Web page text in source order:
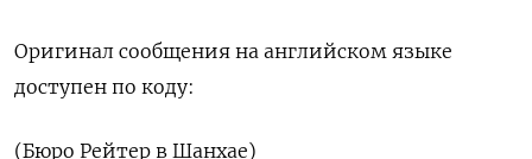
Оригинал сообщения на английском языке
доступен по коду:
(Бюро Рейтер в Шанхае)